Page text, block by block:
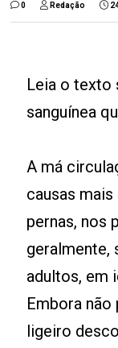
0 Redação
Leia o texto
sanguínea
A má
causas
pernas, nos
geralmente,
adultos, em
Embora
ligeiro